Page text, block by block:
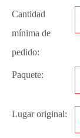
Cantidad
mínima de
pedido:
Paquete:
Lugar original: